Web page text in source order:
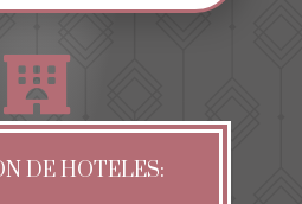
DE HOTELES: